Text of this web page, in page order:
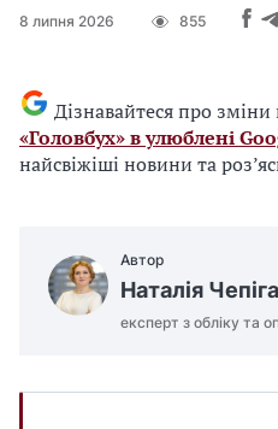
8 липня 2026 855
Дізнавайтеся про
«Головбух» в улюблені
найсвіжіші новини та
Автор
Наталія Чепіга
експерт з обліку та